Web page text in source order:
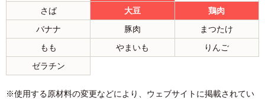
さば
大豆
鶏肉
バナナ
豚肉
まつたけ
もも
やまいも
りんご
ゼラチン
※使用する原材料の変更などにより、ウェブサイトに掲載されてい